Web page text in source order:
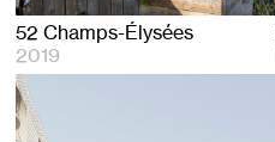
52 Champs-Élysées
2019